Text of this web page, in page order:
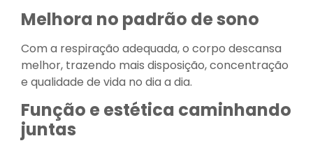
Melhora no padrão de sono
Com a respiração adequada, o corpo descansa
melhor, trazendo mais disposição, concentração
e qualidade de vida no dia a dia.
Função e estética caminhando
juntas